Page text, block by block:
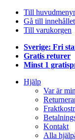
Till
Gå till innehållet
Till varukorgen
Sverige: Fri
Gratis returer
Minst 1
Hjälp
Var är
Kontakt
Alla